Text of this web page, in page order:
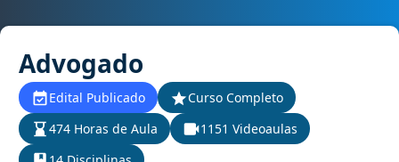
Advogado
Edital Publicado
Curso Completo
474 Horas de Aula
1151 Videoaulas